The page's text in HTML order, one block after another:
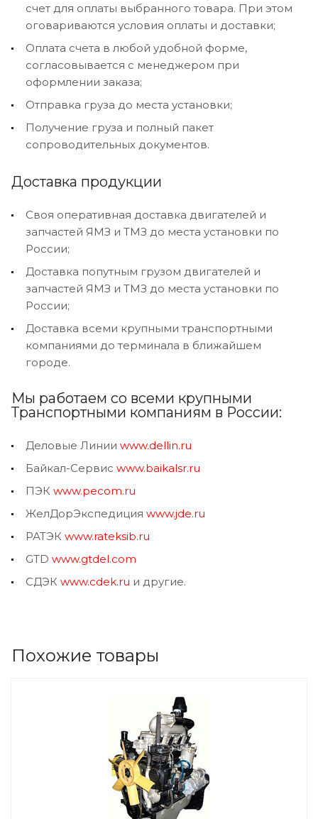
счет для оплаты выбранного товара. При этом
оговариваются условия оплаты и доставки;
Оплата счета в любой удобной форме,
согласовывается с менеджером при
оформлении заказа;
Отправка груза до места установки;
Получение груза и полный пакет
сопроводительных документов.
Доставка продукции
Своя оперативная доставка двигателей и
запчастей ЯМЗ и ТМЗ до места установки по
России;
Доставка попутным грузом двигателей и
запчастей ЯМЗ и ТМЗ до места установки по
России;
Доставка всеми крупными транспортными
компаниями до терминала в ближайшем
городе.
Мы работаем со всеми крупными
Транспортными компаниям в России:
Деловые Линии www.dellin.ru
Байкал-Сервис www.baikalsr.ru
ПЭК www.pecom.ru
ЖелДорЭкспедиция www.jde.ru
РАТЭК www.rateksib.ru
GTD www.gtdel.com
СДЭК www.cdek.ru и другие.
Похожие товары